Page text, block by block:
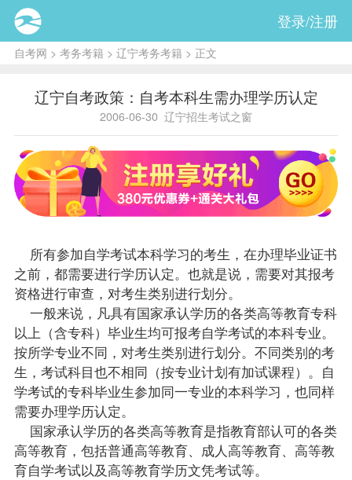
登录/注册
自考网 > 考务考籍 > 辽宁考务考籍 > 正文
辽宁自考政策：自考本科生需办理学历认定
2006-06-30 辽宁招生考试之窗
所有参加自学考试本科学习的考生，在办理毕业证书
之前，都需要进行学历认定。也就是说，需要对其报考
资格进行审查，对考生类别进行划分。
一般来说，凡具有国家承认学历的各类高等教育专科
以上（含专科） 毕业生均可报考自学考试的本科专业。
按所学专业不同，对考生类别进行划分。不同类别的考
生，考试科目也不相同（按专业计划有加试课程）。自
学考试的专科毕业生参加同一专业的本科学习，也同样
需要办理学历认定。
国家承认学历的各类高等教育是指教育部认可的各类
高等教育，包括普通高等教育、成人高等教育、高等教
育自学考试以及高等教育学历文凭考试等。